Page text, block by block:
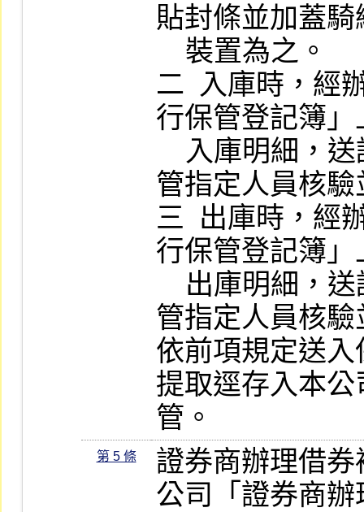
貼封條並加蓋
二  入庫時，經
行保管登記簿
管指定人員核
三  出庫時，經
行保管登記簿
管指定人員核
依前項規定送
提取逕存入本
管。
第 5 條
證券商辦理借
公司「證券商